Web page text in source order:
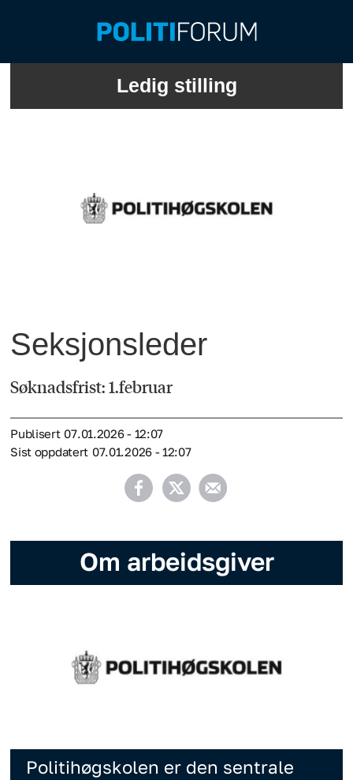
Ledig stilling
Seksjonsleder
Søknadsfrist: 1.februar
Publisert
07.01.2026 - 12:07
Sist oppdatert
07.01.2026 - 12:07
Om arbeidsgiver
Politihøgskolen er den sentrale